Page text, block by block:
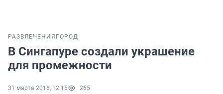
РАЗВЛЕЧЕНИЯ ГОРОД
В Сингапуре создали украшение
для промежности
31 марта 2016, 12:15 265